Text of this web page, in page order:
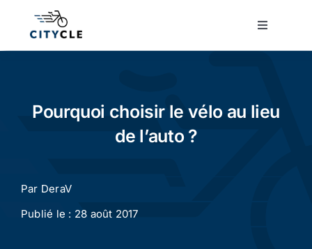
Toggle
Cyclisme urbain
Pourquoi choisir le vélo au lieu
de l’auto ?
Par DeraV
Publié le : 28 août 2017